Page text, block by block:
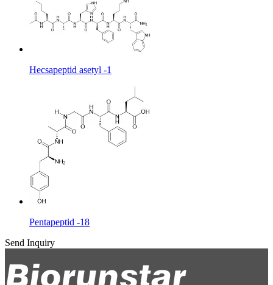
Hecsapeptid asetyl -1
Pentapeptid -18
Send Inquiry